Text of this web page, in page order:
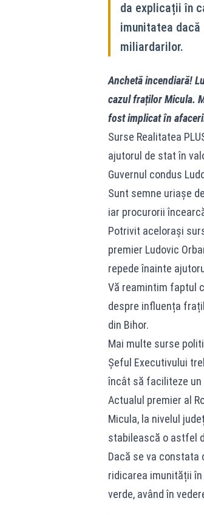
da explicații în
imunitatea
miliardarilor.
Anchetă incendiară!
cazul fraților Micula.
fost implicat în
Surse Realitatea
ajutorul de stat în
Guvernul condus
Sunt semne uriașe
iar procurorii
Potrivit acelorași
premier Ludovic
repede înainte
Vă reamintim faptul
despre influența
din Bihor.
Mai multe surse
Șeful Executivului
încât să faciliteze
Actualul premier al
Micula, la nivelul
stabilească o astfel
Dacă se va constata
ridicarea imunității
verde, având în